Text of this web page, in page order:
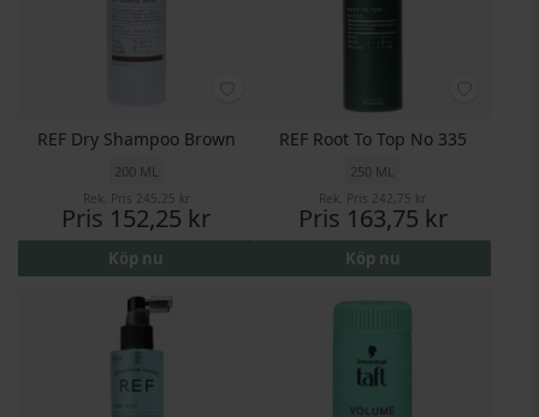
REF Dry Shampoo Brown
200 ML
Rek. Pris 245,25 kr
Pris 152,25 kr
Köp nu
REF Root To Top No 335
250 ML
Rek. Pris 242,75 kr
Pris 163,75 kr
Köp nu